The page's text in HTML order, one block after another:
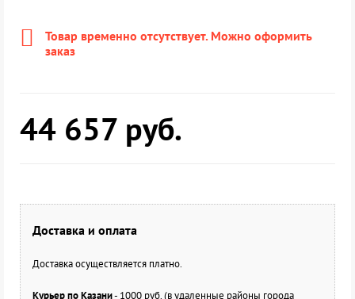
Товар временно отсутствует. Можно оформить
заказ
44 657 руб.
Доставка и оплата
Доставка осуществляется платно.
Курьер по Казани- 1000 руб. (в удаленные районы города